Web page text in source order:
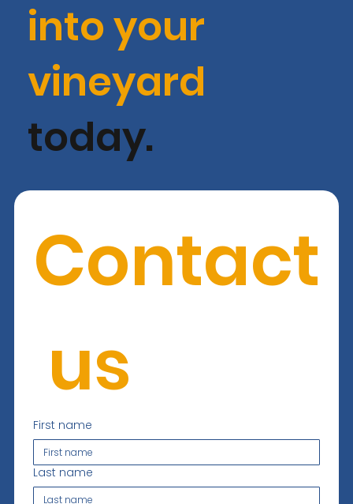
into your
vineyard
today.
Contact
us
First name
Last name